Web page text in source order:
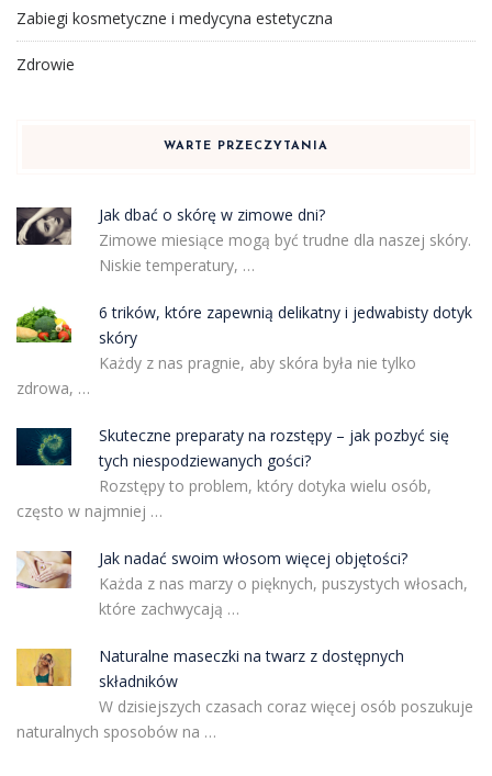
Zabiegi kosmetyczne i medycyna estetyczna
Zdrowie
WARTE PRZECZYTANIA
Jak dbać o skórę w zimowe dni?
Zimowe miesiące mogą być trudne dla naszej skóry.
Niskie temperatury, …
6 trików, które zapewnią delikatny i jedwabisty dotyk
skóry
Każdy z nas pragnie, aby skóra była nie tylko
zdrowa, …
Skuteczne preparaty na rozstępy – jak pozbyć się
tych niespodziewanych gości?
Rozstępy to problem, który dotyka wielu osób,
często w najmniej …
Jak nadać swoim włosom więcej objętości?
Każda z nas marzy o pięknych, puszystych włosach,
które zachwycają …
Naturalne maseczki na twarz z dostępnych
składników
W dzisiejszych czasach coraz więcej osób poszukuje
naturalnych sposobów na …